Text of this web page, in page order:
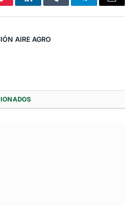
PinterestLinkedInTumblr TelegramCorreo
AIRE AGRO